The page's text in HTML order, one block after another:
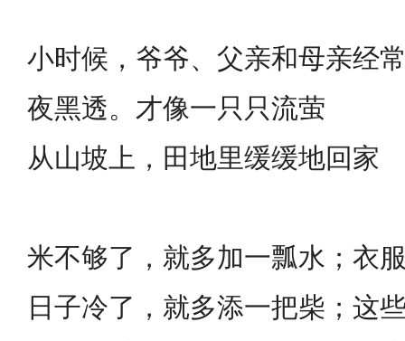
小时候，爷爷、父亲和母亲经
夜黑透。才像一只只流萤
从山坡上，田地里缓缓地回家
米不够了，就多加一瓢水；衣
日子冷了，就多添一把柴；这